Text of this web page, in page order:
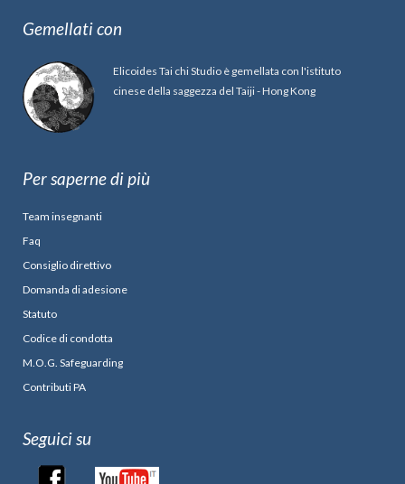
Gemellati con
Elicoides Tai chi Studio è gemellata con l'istituto
cinese della saggezza del Taiji - Hong Kong
Per saperne di più
Team insegnanti
Faq
Consiglio direttivo
Domanda di adesione
Statuto
Codice di condotta
M.O.G. Safeguarding
Contributi PA
Seguici su